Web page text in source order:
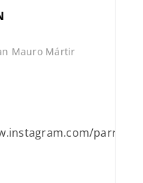
Mauro Mártir